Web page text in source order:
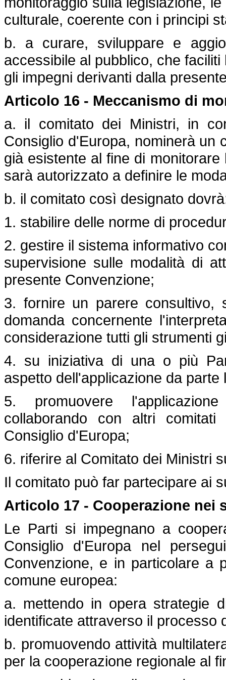
culturale, coerente con i principi
b. a curare, sviluppare e
accessibile al pubblico, che
gli impegni derivanti dalla
Articolo 16 - Meccanismo di
a. il comitato dei Ministri, in
Consiglio d'Europa, nominerà un
già esistente al fine di
sarà autorizzato a definire le
b. il comitato così designato
1. stabilire delle norme di
2. gestire il sistema informativo
supervisione sulle modalità di
presente Convenzione;
3. fornire un parere
domanda concernente
considerazione tutti gli strumenti
4. su iniziativa di una o più
aspetto dell'applicazione da
5. promuovere
collaborando con altri
Consiglio d'Europa;
6. riferire al Comitato dei Ministri
Il comitato può far partecipare ai
Articolo 17 - Cooperazione nei
Le Parti si impegnano a
Consiglio d'Europa nel
Convenzione, e in particolare a
comune europea:
a. mettendo in opera strategie
identificate attraverso il processo
b. promuovendo attività
per la cooperazione regionale al